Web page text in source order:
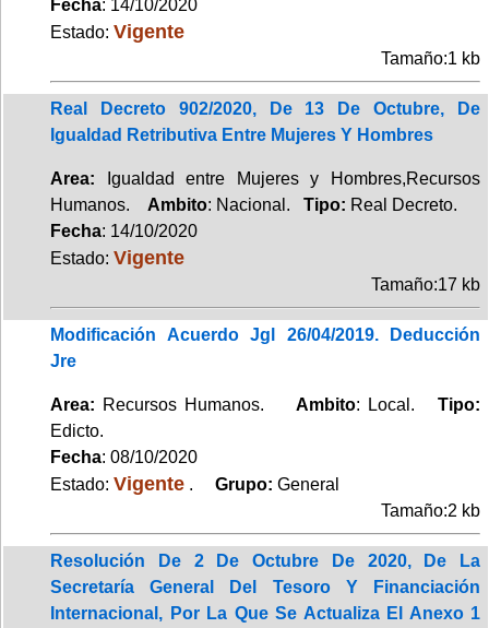
Fecha: 14/10/2020
Estado: Vigente
Tamaño:1 kb
Real Decreto 902/2020, De 13 De Octubre, De
Igualdad Retributiva Entre Mujeres Y Hombres
Area: Igualdad entre Mujeres y Hombres,Recursos
Humanos. Ambito: Nacional. Tipo: Real Decreto.
Fecha: 14/10/2020
Estado: Vigente
Tamaño:17 kb
Modificación Acuerdo Jgl 26/04/2019. Deducción
Jre
Area: Recursos Humanos. Ambito: Local.Tipo:
Edicto.
Fecha: 08/10/2020
Estado: Vigente . Grupo: General
Tamaño:2 kb
Resolución De 2 De Octubre De 2020, De La
Secretaría General Del Tesoro Y Financiación
Internacional, Por La Que Se Actualiza El Anexo 1